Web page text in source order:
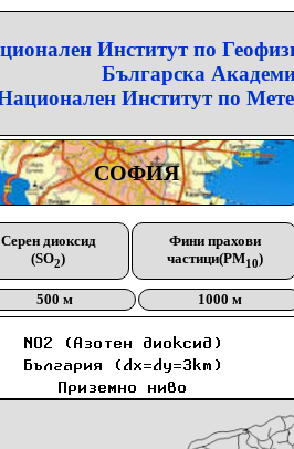
Институт по
Българска
Институт по
СОФИЯ
Серен диоксид
(SO2)
Фини прахови
частици(PM10)
500 м 1000 м